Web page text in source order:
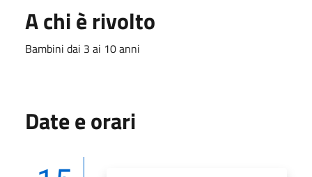
A chi è rivolto
Bambini dai 3 ai 10 anni
Date e orari